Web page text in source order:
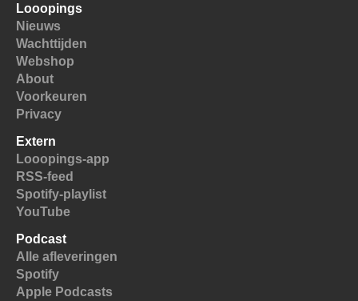
Looopings
Nieuws
Wachttijden
Webshop
About
Voorkeuren
Privacy
Extern
Looopings-app
RSS-feed
Spotify-playlist
YouTube
Podcast
Alle afleveringen
Spotify
Apple Podcasts